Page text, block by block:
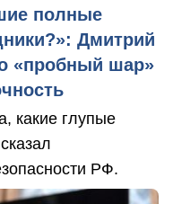
полные
Дмитрий
«пробный шар»
какие глупые
РФ.